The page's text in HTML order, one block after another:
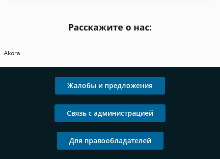
Расскажите о нас:
Akora
Жалобы и предложения
Связь с администрацией
Для правообладателей